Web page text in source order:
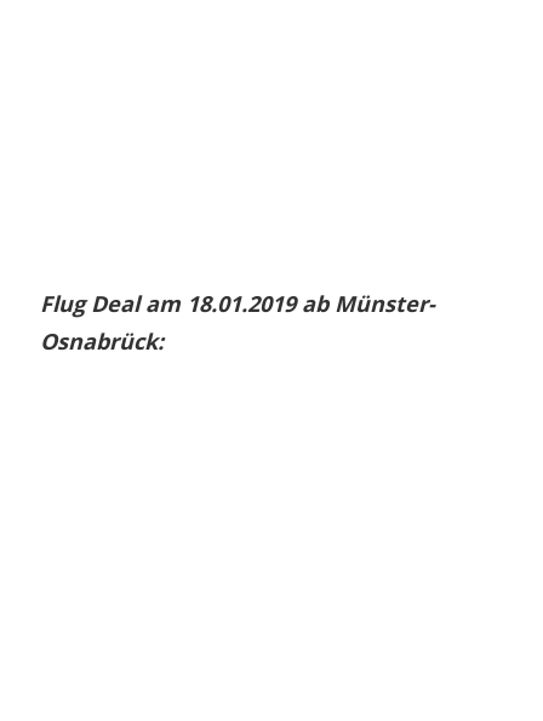
Flug Deal am 18.01.2019 ab Münster-
Osnabrück: